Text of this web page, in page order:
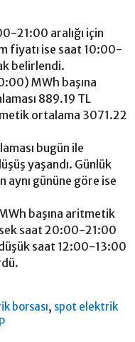
21:00 aralığı için
fiyatı ise saat 10:00-
belirlendi.
MWh başına
889.19 TL
ortalama 3071.22
bugün ile
yaşandı. Günlük
aynı gününe göre ise
başına aritmetik
saat 20:00-21:00
saat 12:00-13:00
borsası, spot elektrik